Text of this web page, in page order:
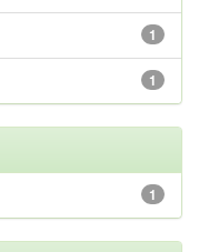
1
1
1